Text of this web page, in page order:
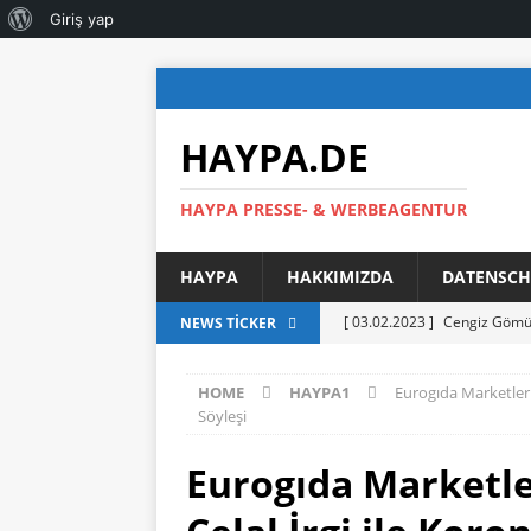
HAYPA.DE
HAYPA PRESSE- & WERBEAGENTUR
HAYPA HAKKIMIZDA
NEWS TICKER [ 03.02.2023 ] Cengiz
[ 17.09.2021 ] YENİ
[ 03.09.2021 ] AHMET
SUNARAK GÖREVE
HOME HAYPA1
Eurogıda
Söyleşi
Eurogıda
Giriş yap